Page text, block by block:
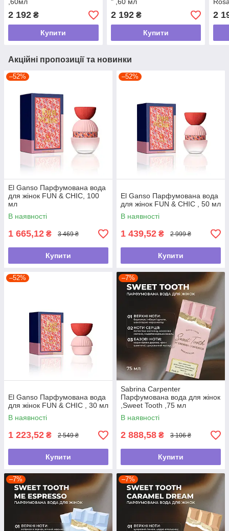
,60мл
2 192 ₴
Купити
" ,60 мл
2 192₴
Купити
2
Акційні пропозиції та новинки
–52%
El Ganso Парфумована вода
для жінок FUN & CHIC, 100
мл
В наявності
1 665,12 ₴ 3 469 ₴
Купити
–52%
El Ganso Парфумована вода
для жінок FUN & CHIC , 50 мл
В наявності
1 439,52 ₴ 2 999 ₴
Купити
–52%
El Ganso Парфумована вода
для жінок FUN & CHIC , 30 мл
В наявності
1 223,52 ₴ 2 549 ₴
Купити
–7%
Sabrina Carpenter
Парфумована вода для жінок
,Sweet Tooth ,75 мл
В наявності
2 888,58 ₴ 3 106 ₴
Купити
–7% –7%